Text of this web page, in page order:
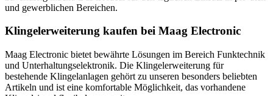
und gewerblichen Bereichen.
Klingelerweiterung kaufen bei Maag Electronic
Maag Electronic bietet bewährte Lösungen im Bereich Funktechnik
und Unterhaltungselektronik. Die Klingelerweiterung für
bestehende Klingelanlagen gehört zu unseren besonders beliebten
Artikeln und ist eine komfortable Möglichkeit, das vorhandene